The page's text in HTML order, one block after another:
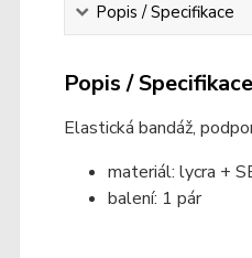
Popis / Specifikace
Popis / Specifikace
Elastická bandáž,
materiál: lycra +
balení: 1 pár